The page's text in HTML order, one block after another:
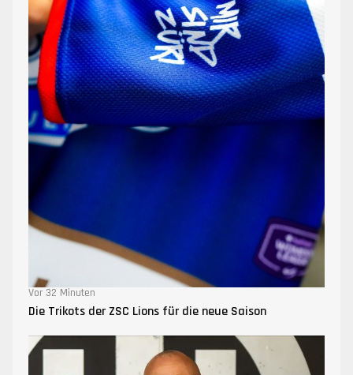
Vor 32 Minuten
Die Trikots der ZSC Lions für die neue Saison